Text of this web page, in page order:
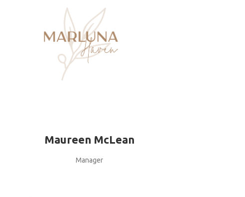
Maureen McLean
Manager